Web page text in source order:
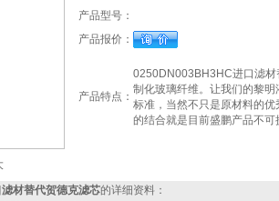
产品型号：
产品报价：
产品特点：
0250DN003BH3HC进口滤材
制化玻璃纤维。让我们的黎
标准，当然不只是原材料的
的结合就是目前盛鹏产品不可
材替代贺德克滤芯的详细资料：